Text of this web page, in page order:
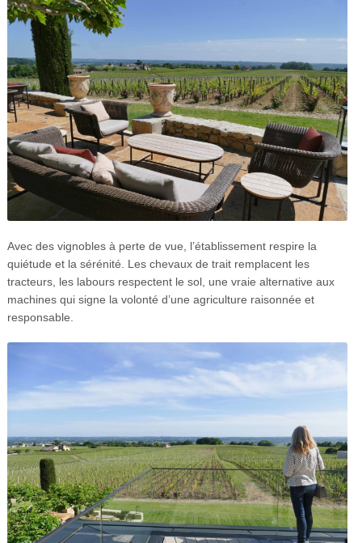
Avec des vignobles à perte de vue, l’établissement respire la
quiétude et la sérénité. Les chevaux de trait remplacent les
tracteurs, les labours respectent le sol, une vraie alternative aux
machines qui signe la volonté d’une agriculture raisonnée et
responsable.